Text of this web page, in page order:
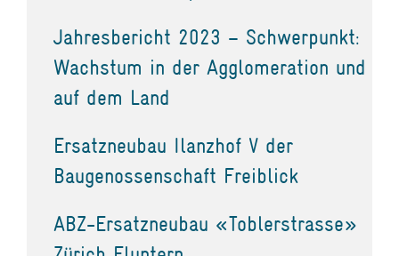
Jahresbericht 2023 – Schwerpunkt:
Wachstum in der Agglomeration und
auf dem Land
Ersatzneubau Ilanzhof V der
Baugenossenschaft Freiblick
ABZ-Ersatzneubau «Toblerstrasse»